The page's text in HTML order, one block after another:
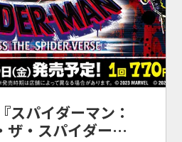
スパイダーマン：
ザ・スパイダーバ